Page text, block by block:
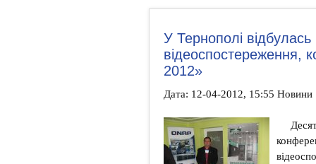
У Тернополі
відеоспостереження,
2012»
Дата: 12-04-2012, 15:55 Новини